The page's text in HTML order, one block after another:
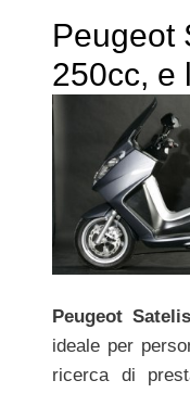
Peugeot
250cc, e
Peugeot
ideale per
ricerca di